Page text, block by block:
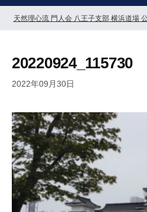
天然理心流 門人会 八王子支部 横浜道場
20220924_115730
2022年09月30日